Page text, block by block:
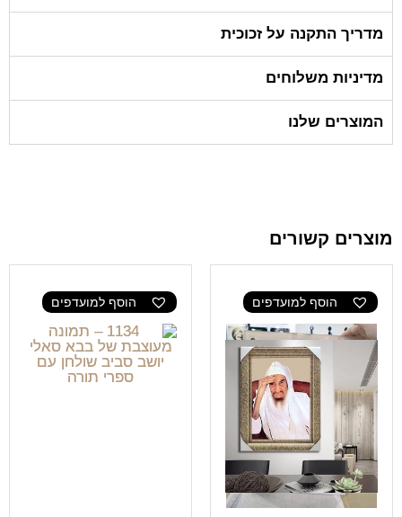
מדריך התקנה על זכוכית
מדיניות משלוחים
המוצרים שלנו
מוצרים קשורים
הוסף למועדפים הוסף למועדפים